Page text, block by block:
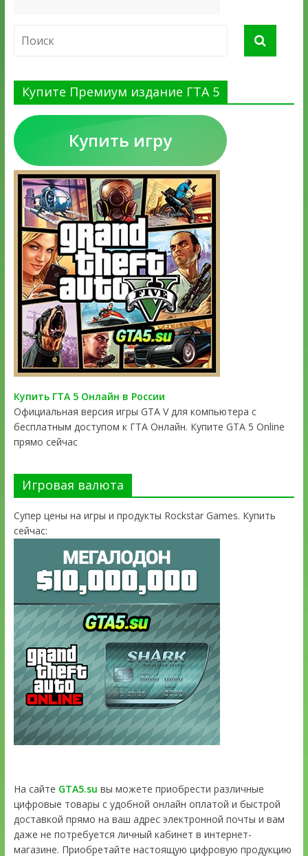
Купите Премиум издание ГТА 5
Купить игру
Купить ГТА 5 Онлайн в России
Официальная версия игры GTA V для компьютера с
бесплатным доступом к ГТА Онлайн. Купите GTA 5 Online
прямо сейчас
Игровая валюта
Супер цены на игры и продукты Rockstar Games. Купить
сейчас:
На сайте GTA5.su вы можете приобрести различные
цифровые товары с удобной онлайн оплатой и быстрой
доставкой прямо на ваш адрес электронной почты и вам
даже не потребуется личный кабинет в интернет-
магазине. Приобретайте настоящую цифровую продукцию